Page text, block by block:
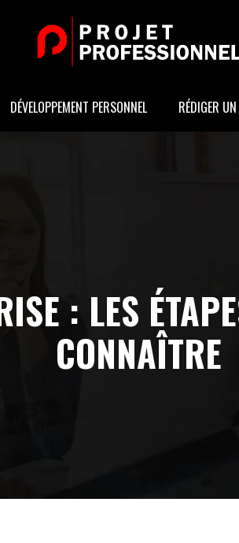
DÉVELOPPEMENT PERSONNEL RÉDIGER
: LES
CONNAÎTRE